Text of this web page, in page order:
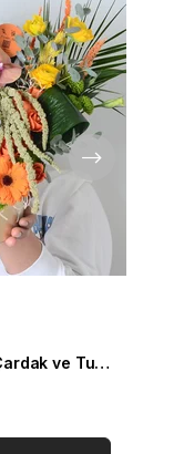
Gold Saksıda Turuncu Çardak ve Turuncu Gerbera